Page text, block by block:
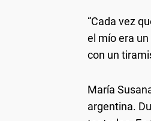
“Cada vez
el mío era
con un
María
argentina.